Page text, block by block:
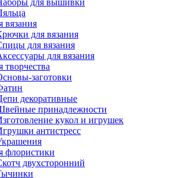
вязания
для вязания
для вязания
для вязания
творчества
заготовки
декоративные
принадлежности
кукол и игрушек
антистресс
флористики
двухсторонний